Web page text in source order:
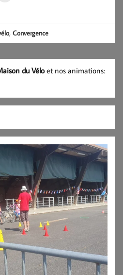
,Convergence
du Véloet nos animations: